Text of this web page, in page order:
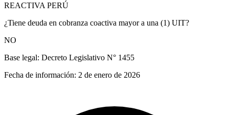
REACTIVA PERÚ
¿Tiene deuda en cobranza coactiva mayor a una (1) UIT?
NO
Base legal: Decreto Legislativo N° 1455
Fecha de información: 2 de enero de 2026